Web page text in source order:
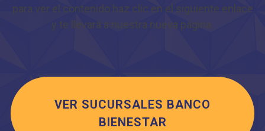
para ver el contenido haz clic en el siguiente enlace
y te llevará a nuestra nueva página.
VER SUCURSALES BANCO
BIENESTAR